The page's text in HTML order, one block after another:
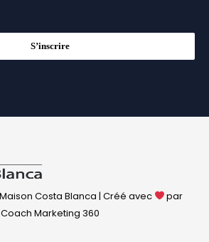
S’inscrire
Costa Blanca | Créé avec
par
Coach Marketing 360